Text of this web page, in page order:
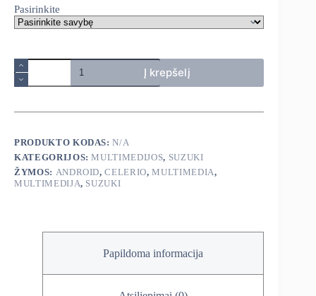
Pasirinkite
produkto
kiekis:
Suzuki
2015-
multimedija
Į krepšelį
PRODUKTO KODAS:N/A
KATEGORIJOS:MULTIMEDIJOS, SUZUKI
ŽYMOS: ANDROID,CELERIO,MULTIMEDIA,
MULTIMEDIJA, SUZUKI
Papildoma informacija